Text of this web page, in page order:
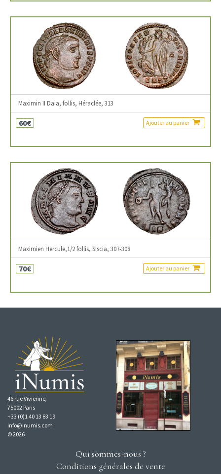
Maximin II Daia, follis, Héraclée, 313
60€ Ajouter au panier
Maximien Hercule,1/2 follis, Siscia, 307-308
70€ Ajouter au panier
46 rue Vivienne,
75002 Paris
+33 (0)1 40 13 83 19
info@inumis.com
© 2026
Qui sommes-nous ?
Conditions générales de vente